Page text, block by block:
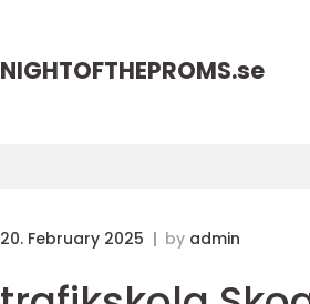
NIGHTOFTHEPROMS.se
20. February 2025 by admin